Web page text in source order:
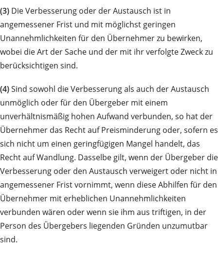
(3) Die Verbesserung oder der Austausch ist in
angemessener Frist und mit möglichst geringen
Unannehmlichkeiten für den Übernehmer zu bewirken,
wobei die Art der Sache und der mit ihr verfolgte Zweck zu
berücksichtigen sind.
(4)Sind sowohl die Verbesserung als auch der Austausch
unmöglich oder für den Übergeber mit einem
unverhältnismäßig hohen Aufwand verbunden, so hat der
Übernehmer das Recht auf Preisminderung oder, sofern es
sich nicht um einen geringfügigen Mangel handelt, das
Recht auf Wandlung. Dasselbe gilt, wenn der Übergeber die
Verbesserung oder den Austausch verweigert oder nicht in
angemessener Frist vornimmt, wenn diese Abhilfen für den
Übernehmer mit erheblichen Unannehmlichkeiten
verbunden wären oder wenn sie ihm aus triftigen, in der
Person des Übergebers liegenden Gründen unzumutbar
sind.